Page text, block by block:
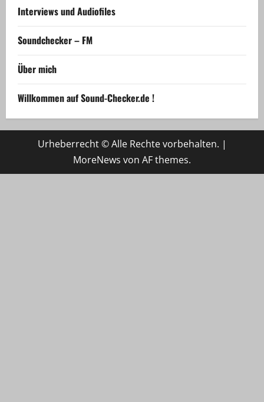
Interviews und Audiofiles
Soundchecker – FM
Über mich
Willkommen auf Sound-Checker.de !
Urheberrecht © Alle Rechte vorbehalten. |
MoreNews von AF themes.